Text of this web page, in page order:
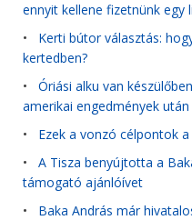
ennyit kellene fizetnünk egy
• Kerti bútor választás:
kertedben?
• Óriási alku van
amerikai engedmények
• Ezek a vonzó célpontok
• A Tisza benyújtotta a
támogató ajánlóívet
• Baka András már